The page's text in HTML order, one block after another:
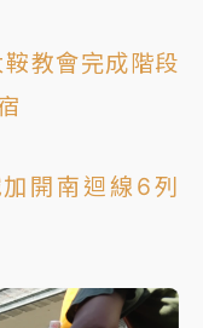
教會完成階段
開南迴線6列